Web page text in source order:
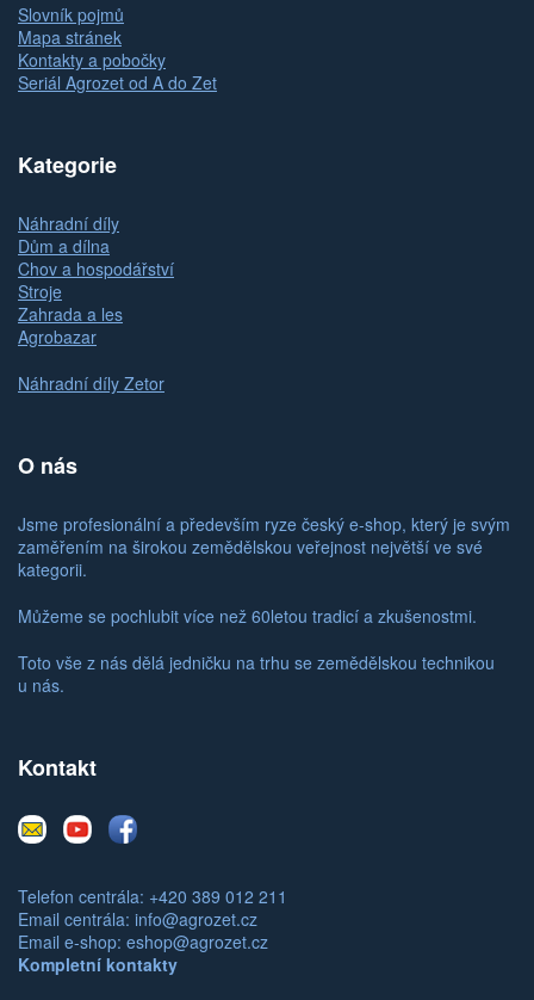
Slovník pojmů
Mapa stránek
Kontakty a pobočky
Seriál Agrozet od A do Zet
Kategorie
Náhradní díly
Dům a dílna
Chov a hospodářství
Stroje
Zahrada a les
Agrobazar
Náhradní díly Zetor
O nás
Jsme profesionální a především ryze český e-shop, který je svým
zaměřením na širokou zemědělskou veřejnost největší ve své
kategorii.
Můžeme se pochlubit více než 60letou tradicí a zkušenostmi.
Toto vše z nás dělá jedničku na trhu se zemědělskou technikou
u nás.
Kontakt
E-
mail
YoutubeFacebook
Telefon centrála: +420 389 012 211
Email centrála: info@agrozet.cz
Email e-shop: eshop@agrozet.cz
Kompletní kontakty